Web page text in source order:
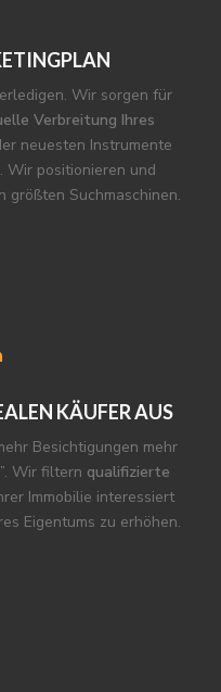
Wir sorgen für
Verbreitung Ihres
neuesten Instrumente
. Wir positionieren und
größten Suchmaschinen.
KÄUFER AUS
Besichtigungen mehr
Wir filtern qualifizierte
Immobilie interessiert
Eigentums zu erhöhen.